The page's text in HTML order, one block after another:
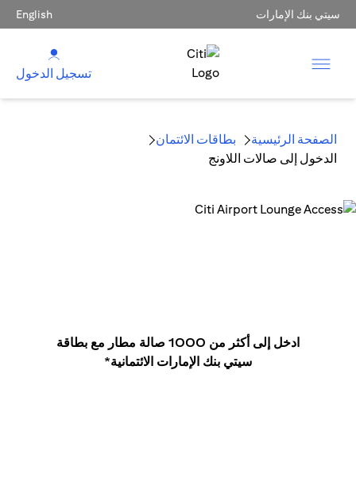
سيتي بنك الإمارات English
تسجيل الدخول
الصفحة الرئيسية
بطاقات الائتمان
الدخول إلى صالات اللاونج
ادخل إلى أكثر من 1000 صالة مطار مع بطاقة
سيتي بنك الإمارات الائتمانية*